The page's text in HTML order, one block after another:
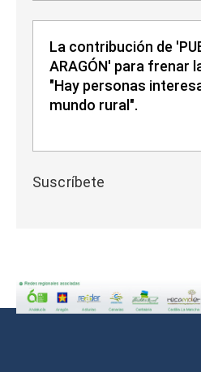
La contribución de
ARAGÓN' para frenar
"Hay personas
mundo rural".
Suscríbete